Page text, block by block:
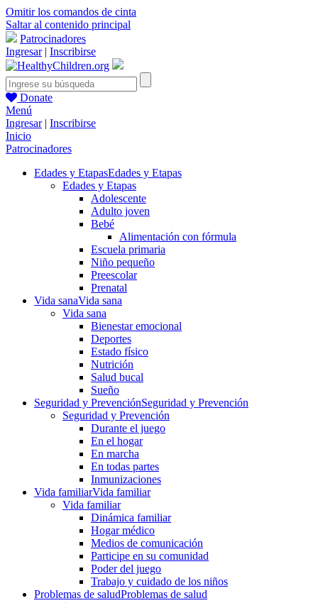
Omitir los comandos de cinta
Saltar al contenido principal
Patrocinadores
Ingresar| Inscribirse
Donate
Menú
Ingresar| Inscribirse
Inicio
Patrocinadores
Edades y EtapasEdades y Etapas
Edades y Etapas
Adolescente
Adulto joven
Bebé
Alimentación con fórmula
Escuela primaria
Niño pequeño
Preescolar
Prenatal
Vida sanaVida sana
Vida sana
Bienestar emocional
Deportes
Estado físico
Nutrición
Salud bucal
Sueño
Seguridad y PrevenciónSeguridad y Prevención
Seguridad y Prevención
Durante el juego
En el hogar
En marcha
En todas partes
Inmunizaciones
Vida familiarVida familiar
Vida familiar
Dinámica familiar
Hogar médico
Medios de comunicación
Participe en su comunidad
Poder del juego
Trabajo y cuidado de los niños
Problemas de saludProblemas de salud